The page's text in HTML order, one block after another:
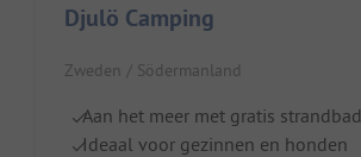
Djulö Camping
Zweden / Södermanland
Aan het meer met gratis strandbad
Ideaal voor gezinnen en honden